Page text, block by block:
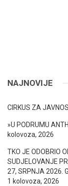
NAJNOVIJE
CIRKUS ZA
»U PODRUMU
kolovoza, 2026
TKO JE ODOBRIO
SUDJELOVANJE
27, SRPNJA 2026.
1 kolovoza, 2026